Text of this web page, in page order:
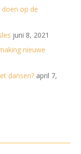
op de
juni 8, 2021
nieuwe
dansen? april 7,